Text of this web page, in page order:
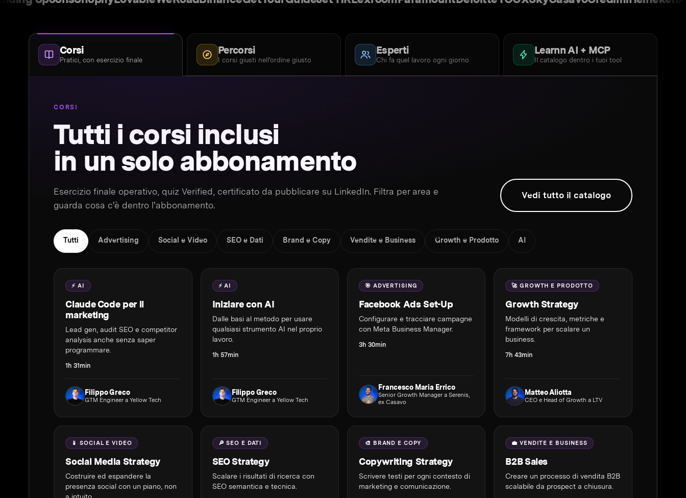
Corsi
Pratici, con esercizio finale
Percorsi
I corsi giusti nell'ordine giusto
Esperti
Chi fa quel lavoro ogni giorno
Learnn AI + MCP
Il catalogo dentro i tuoi tool
CORSI
Tutti i corsi inclusi
in un solo abbonamento
Esercizio finale operativo, quiz Verified, certificato da pubblicare su LinkedIn. Filtra per area e
guarda cosa c'è dentro l'abbonamento.
Vedi tutto il catalogo
Tutti Advertising Social e Video SEO e Dati Brand e Copy Vendite e Business Growth e Prodotto AI
⚡ AI
Claude Code per il
marketing
Lead gen, audit SEO e competitor
analysis anche senza saper
programmare.
1h 31min
Filippo Greco
GTM Engineer a Yellow Tech
⚡ AI
Iniziare con AI
Dalle basi al metodo per usare
qualsiasi strumento AI nel proprio
lavoro.
1h 57min
Filippo Greco
GTM Engineer a Yellow Tech
🎯 ADVERTISING
Facebook Ads Set-Up
Configurare e tracciare campagne
con Meta Business Manager.
3h 30min
Francesco Maria Errico
Senior Growth Manager a Serenis,
ex Casavo
🚀 GROWTH E PRODOTTO
Growth Strategy
Modelli di crescita, metriche e
framework per scalare un
business.
7h 43min
Matteo Aliotta
CEO e Head of Growth a LTV
📱 SOCIAL E VIDEO
Social Media Strategy
Costruire ed espandere la
presenza social con un piano, non
🔎 SEO E DATI
SEO Strategy
Scalare i risultati di ricerca con
SEO semantica e tecnica.
🎨 BRAND E COPY
Copywriting Strategy
Scrivere testi per ogni contesto di
marketing e comunicazione.
💼 VENDITE E BUSINESS
B2B Sales
Creare un processo di vendita B2B
scalabile da prospect a chiusura.